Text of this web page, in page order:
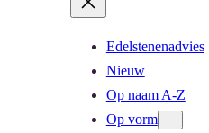
Edelstenenadvies
Nieuw
Op naam A-Z
Op vorm